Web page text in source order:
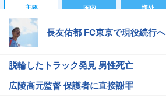
主要 国内 海外
長友佑都 FC東京で現役続行へ
脱輪したトラック発見 男性死亡
広陵高元監督 保護者に直接謝罪